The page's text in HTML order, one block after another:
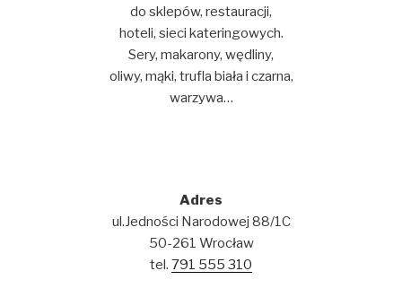
do sklepów, restauracji,
hoteli, sieci kateringowych.
Sery, makarony, wędliny,
oliwy, mąki, trufla biała i czarna,
warzywa…
Adres
ul.Jedności Narodowej 88/1C
50-261 Wrocław
tel. 791 555 310